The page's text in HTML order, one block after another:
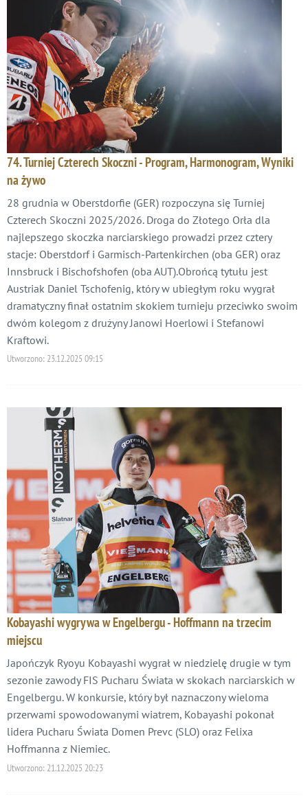
74. Turniej Czterech Skoczni - Program, Harmonogram, Wyniki
na żywo
28 grudnia w Oberstdorfie (GER) rozpoczyna się Turniej
Czterech Skoczni 2025/2026. Droga do Złotego Orła dla
najlepszego skoczka narciarskiego prowadzi przez cztery
stacje: Oberstdorf i Garmisch-Partenkirchen (oba GER) oraz
Innsbruck i Bischofshofen (oba AUT).Obrońcą tytułu jest
Austriak Daniel Tschofenig, który w ubiegłym roku wygrał
dramatyczny finał ostatnim skokiem turnieju przeciwko swoim
dwóm kolegom z drużyny Janowi Hoerlowi i Stefanowi
Kraftowi.
Utworzono: 23.12.2025 09:15
Kobayashi wygrywa w Engelbergu - Hoffmann na trzecim
miejscu
Japończyk Ryoyu Kobayashi wygrał w niedzielę drugie w tym
sezonie zawody FIS Pucharu Świata w skokach narciarskich w
Engelbergu. W konkursie, który był naznaczony wieloma
przerwami spowodowanymi wiatrem, Kobayashi pokonał
lidera Pucharu Świata Domen Prevc (SLO) oraz Felixa
Hoffmanna z Niemiec.
Utworzono: 21.12.2025 20:23